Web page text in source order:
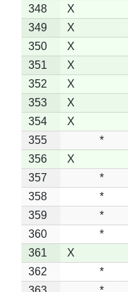
348
X
349
X
350
X
351
X
352
X
353
X
354
X
355
*
356
X
357
*
358
*
359
*
360
*
361
X
362
*